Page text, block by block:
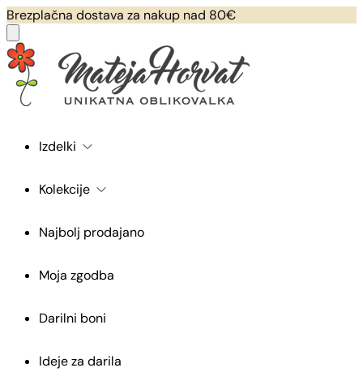
Brezplačna dostava za nakup nad 80€
Izdelki
Kolekcije
Najbolj prodajano
Moja zgodba
Darilni boni
Ideje za darila